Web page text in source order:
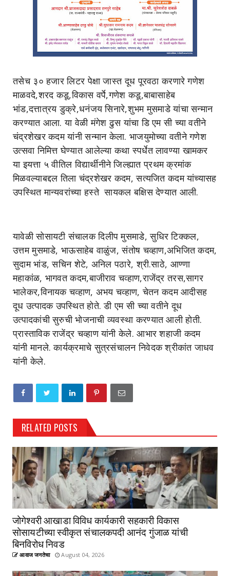
तसेच ३० हजार लिटर पेक्षा जास्त दूध पूरवठा करणारे गणेश
माळवदे,शरद कडू,विकास वर्पे,गणेश कडू,बाबासाहेब
भांड,दत्तात्रय डुक्रे,धनंजय सिनारे,शुभम मुसमाडे यांचा सन्मान
करण्यात आला. या वेळी मंगेश ढुस यांचा डि एम सी च्या वतीने
चंद्रशेखर कदम यांनी सन्मान केला. भाजयुमोच्या वतीने गणेश
उत्सवा निमित्त घेण्यात आलेल्या कथा स्पर्धेत लावण्या खामकर
या इयत्ता ५ वीतिल विद्यार्थीनीने जिल्ह्यात प्रथम क्रमांक
मिळवल्याबद्दल तिला चंद्रशेखर कदम, सत्यजित कदम यांच्यासह
उपस्थित मान्यवरांच्या हस्ते सायकल बक्षिस देण्यात आली.
यावेळी सोसायटी संचालक दिलीप मुसमाडे, सुधिर टिक्कल,
उत्तम मुसमाडे, भाऊसाहेब वाळुंज, संतोष चव्हाण,अभिजित कदम,
सुदाम भांड, सचिन शेटे, अनिल पठारे, श्री.साठे, आण्णा
महाकांळ, भागवत कदम,बाजीराव चव्हाण,राजेंद्र तरस,सागर
भालेकर,विनायक चव्हाण, अभय चव्हाण, चेतन कदम आदीसह
दूध उत्पादक उपस्थित होते. डी एम सी च्या वतीने दूध
उत्पादकांची सुरुची भोजनाची व्यवस्था करण्यात आली होती.
प्रास्ताविक राजेंद्र चव्हाण यांनी केले. आभार शहाजी कदम
यांनी मानले. कार्यक्रमाचे सुत्रसंचालन निवेदक श्रीकांत जाधव
यांनी केले.
RELATED POSTS
जोगेश्वरी आखाडा विविध कार्यकारी सहकारी विकास
सोसायटीच्या स्वीकृत संचालकपदी आनंद गुंजाळ यांची
बिनविरोध निवड
आवाज जनतेचा August 04, 2026